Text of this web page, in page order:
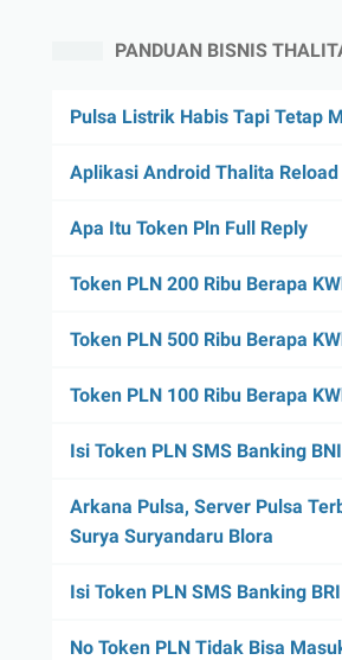
PANDUAN BISNIS
Pulsa Listrik Habis Tapi Tetap
Aplikasi Android Thalita Reload
Apa Itu Token Pln Full Reply
Token PLN 200 Ribu Berapa
Token PLN 500 Ribu Berapa
Token PLN 100 Ribu Berapa
Isi Token PLN SMS Banking BNI
Arkana Pulsa, Server Pulsa
Surya Suryandaru Blora
Isi Token PLN SMS Banking BRI
No Token PLN Tidak Bisa